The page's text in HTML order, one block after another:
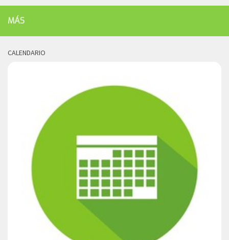
MÁS
CALENDARIO